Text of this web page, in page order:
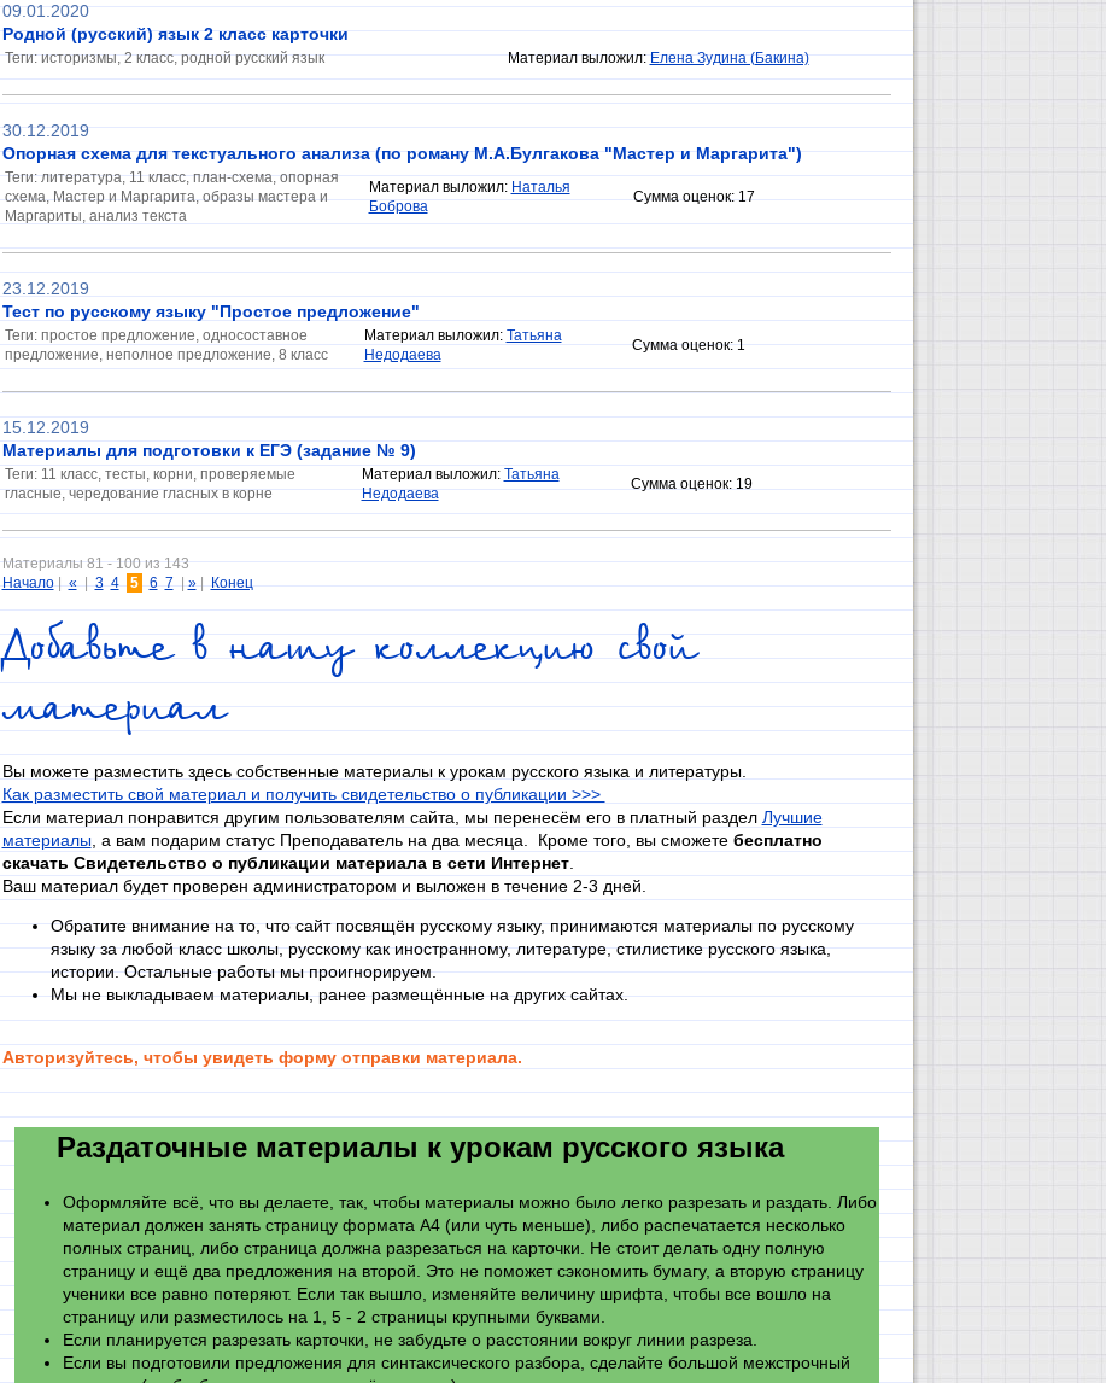
09.01.2020
Родной (русский) язык 2 класс карточки
Теги: историзмы, 2 класс, родной русский язык Материал выложил:Елена Зудина (Бакина)
30.12.2019
Опорная схема для текстуального анализа (по роману М.А.Булгакова "Мастер и Маргарита")
Теги: литература, 11 класс, план-схема, опорная
схема, Мастер и Маргарита, образы мастера и
Маргариты, анализ текста
Материал выложил: Наталья
Боброва
Сумма оценок:17
23.12.2019
Тест по русскому языку "Простое предложение"
Теги: простое предложение, односоставное
предложение, неполное предложение, 8 класс
Материал выложил: Татьяна
Недодаева
Сумма оценок:1
15.12.2019
Материалы для подготовки к ЕГЭ (задание № 9)
Теги: 11 класс, тесты, корни, проверяемые
гласные, чередование гласных в корне
Материал выложил: Татьяна
Недодаева
Сумма оценок: 19
Материалы 81 - 100 из 143
Начало|«|3 4 5 6 7|»|Конец
Добавьте в нашу коллекцию свой
материал
Вы можете разместить здесь собственные материалы к урокам русского языка и литературы.
Как разместить свой материал и получить свидетельство о публикации >>>
Если материал понравится другим пользователям сайта, мы перенесём его в платный раздел Лучшие
материалы, а вам подарим статус Преподаватель на два месяца Кроме того, вы сможете бесплатно
скачать Свидетельство о публикации материала в сети Интернет.
Ваш материал будет проверен администратором и выложен в течение 2-3 дней.
Обратите внимание на то, что сайт посвящён русскому языку, принимаются материалы по русскому
языку за любой класс школы, русскому как иностранному, литературе, стилистике русского языка,
истории. Остальные работы мы проигнорируем.
Мы не выкладываем материалы, ранее размещённые на других сайтах.
Авторизуйтесь, чтобы увидеть форму отправки материала.
Раздаточные материалы к урокам русского языка
Оформляйте всё, что вы делаете, так, чтобы материалы можно было легко разрезать и раздать. Либо
материал должен занять страницу формата А4 (или чуть меньше), либо распечатается несколько
полных страниц, либо страница должна разрезаться на карточки. Не стоит делать одну полную
страницу и ещё два предложения на второй. Это не поможет сэкономить бумагу, а вторую страницу
ученики все равно потеряют. Если так вышло, изменяйте величину шрифта, чтобы все вошло на
страницу или разместилось на 1, 5 - 2 страницы крупными буквами.
Если планируется разрезать карточки, не забудьте о расстоянии вокруг линии разреза.
Если вы подготовили предложения для синтаксического разбора, сделайте большой межстрочный